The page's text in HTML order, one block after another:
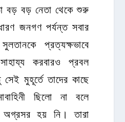
বড় বড় নেতা থেকে শুরু
জনগণ পর্যন্ত সবার
প্রত্যক্ষভাবে
সাহায্য করবারও প্রবল
মুহূর্তে তাদের কাছে
ছিলো না বলে
অগ্রসর হয় নি। তারা